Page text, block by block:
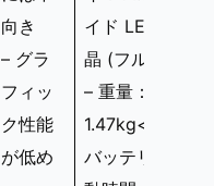
向き
– グラ
フィッ
ク性能
が低め
イド LED液
晶 (フルHD)
– 重量：約
1.47kg<br>-
バッテリ駆